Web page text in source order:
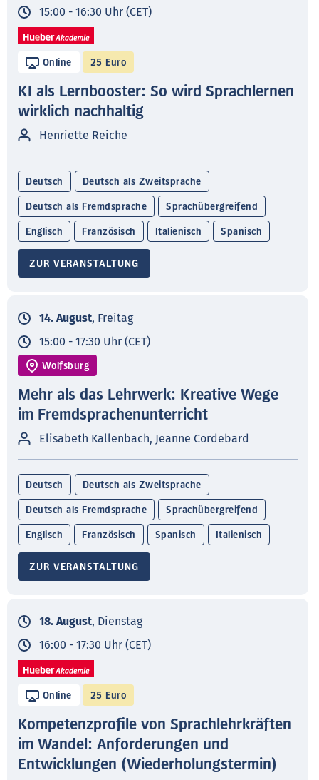
15:00 - 16:30 Uhr (CET)
Online 25 Euro
KI als Lernbooster: So wird Sprachlernen
wirklich nachhaltig
Henriette Reiche
Deutsch Deutsch als Zweitsprache
Deutsch als Fremdsprache Sprachübergreifend
Englisch Französisch Italienisch Spanisch
ZUR VERANSTALTUNG
14. August, Freitag
15:00 - 17:30 Uhr (CET)
Wolfsburg
Mehr als das Lehrwerk: Kreative Wege
im Fremdsprachenunterricht
Elisabeth Kallenbach, Jeanne Cordebard
Deutsch Deutsch als Zweitsprache
Deutsch als Fremdsprache Sprachübergreifend
Englisch Französisch Spanisch Italienisch
ZUR VERANSTALTUNG
18. August, Dienstag
16:00 - 17:30 Uhr (CET)
Online 25 Euro
Kompetenzprofile von Sprachlehrkräften
im Wandel: Anforderungen und
Entwicklungen (Wiederholungstermin)